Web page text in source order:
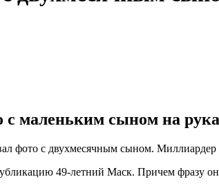
с маленьким сыном на
фото с двухмесячным сыном.
49-летний Маск. Причем фразу